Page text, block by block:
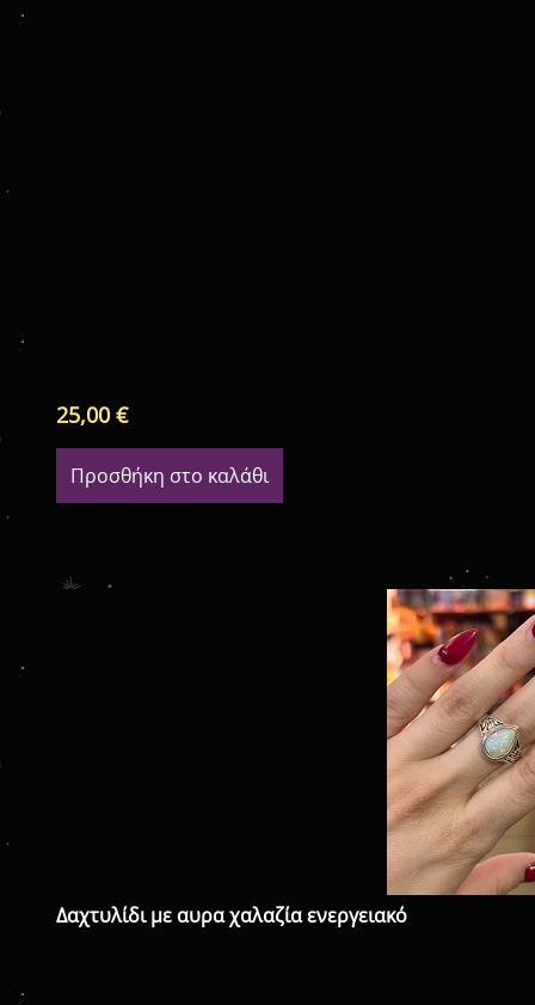
25,00€
Προσθήκη στο καλάθι
Δαχτυλίδι με αυρα χαλαζία ενεργειακό